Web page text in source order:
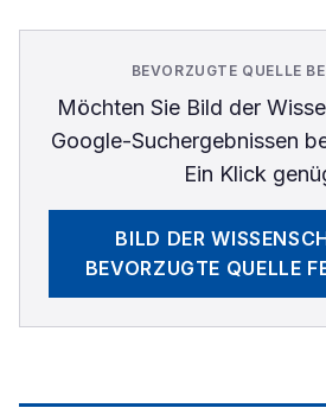
BEVORZUGTE QUELLE
Möchten Sie Bild der
Google-Suchergebnissen
Ein Klick
BILD DER
BEVORZUGTE QUELLE